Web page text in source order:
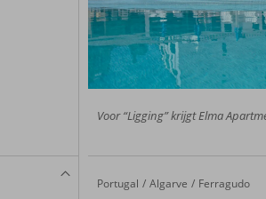
Voor “Ligging” krijgt Elma
Home
Portugal Algarve Ferragudo
Agua Hotel Riverside